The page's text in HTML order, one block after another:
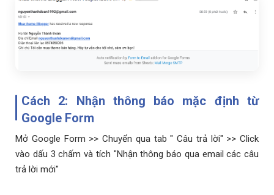
Cách 2: Nhận thông báo mặc định từ
Google Form
Mở Google Form >> Chuyển qua tab " Câu trả lời" >> Click
vào dấu 3 chấm và tích "Nhận thông báo qua email các câu
trả lời mới"